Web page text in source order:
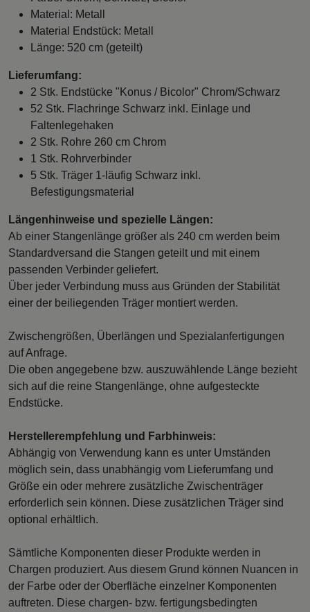
Material: Metall
Material Endstück: Metall
Länge: 520 cm (geteilt)
Lieferumfang:
2 Stk. Endstücke "Konus / Bicolor" Chrom/Schwarz
52 Stk. Flachringe Schwarz inkl. Einlage und
Faltenlegehaken
2 Stk. Rohre 260 cm Chrom
1 Stk. Rohrverbinder
5 Stk. Träger 1-läufig Schwarz inkl.
Befestigungsmaterial
Längenhinweise und spezielle Längen:
Ab einer Stangenlänge größer als 240 cm werden beim
Standardversand die Stangen geteilt und mit einem
passenden Verbinder geliefert.
Über jeder Verbindung muss aus Gründen der Stabilität
einer der beiliegenden Träger montiert werden.
Zwischengrößen, Überlängen und Spezialanfertigungen
auf Anfrage.
Die oben angegebene bzw. auszuwählende Länge bezieht
sich auf die reine Stangenlänge, ohne aufgesteckte
Endstücke.
Herstellerempfehlung und Farbhinweis:
Abhängig von Verwendung kann es unter Umständen
möglich sein, dass unabhängig vom Lieferumfang und
Größe ein oder mehrere zusätzliche Zwischenträger
erforderlich sein können. Diese zusätzlichen Träger sind
optional erhältlich.
Sämtliche Komponenten dieser Produkte werden in
Chargen produziert. Aus diesem Grund können Nuancen in
der Farbe oder der Oberfläche einzelner Komponenten
auftreten. Diese chargen- bzw. fertigungsbedingten